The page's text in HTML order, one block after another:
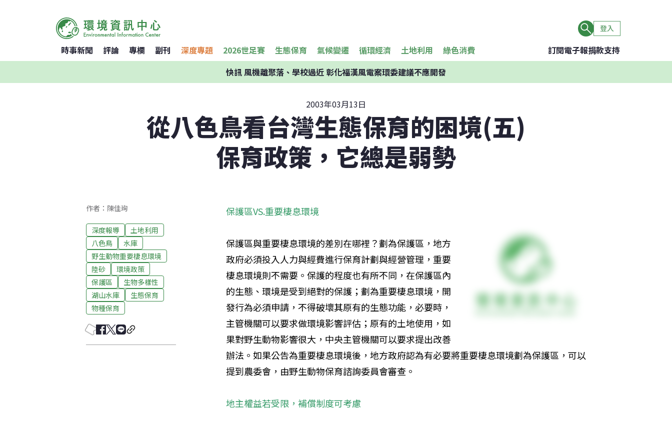
登入
時事新聞 評論 專欄 副刊 深度專題 2026世足賽 生態保育 氣候變遷 循環經濟 土地利用 綠色消費 訂閱電子報捐款支持
快訊風機離聚落、學校過近 彰化福漢風電案環委建議不應開發
2003年03月13日
從八色鳥看台灣生態保育的困境(五)
保育政策，它總是弱勢
作者：陳佳珣
深度報導
土地利用
八色鳥
水庫
野生動物重要棲息環境
陸砂
環境政策
保護區
生物多樣性
湖山水庫
生態保育
物種保育
保護區VS.重要棲息環境
保護區與重要棲息環境的差別在哪裡？劃為保護區，地方
政府必須投入人力與經費進行保育計劃與經營管理，重要
棲息環境則不需要。保護的程度也有所不同，在保護區內
的生態、環境是受到絕對的保護；劃為重要棲息環境，開
發行為必須申請，不得破壞其原有的生態功能，必要時，
主管機關可以要求做環境影響評估；原有的土地使用，如
果對野生動物影響很大，中央主管機關可以要求提出改善
辦法。如果公告為重要棲息環境後，地方政府認為有必要將重要棲息環境劃為保護區，可以
提到農委會，由野生動物保育諮詢委員會審查。
地主權益若受限，補償制度可考慮